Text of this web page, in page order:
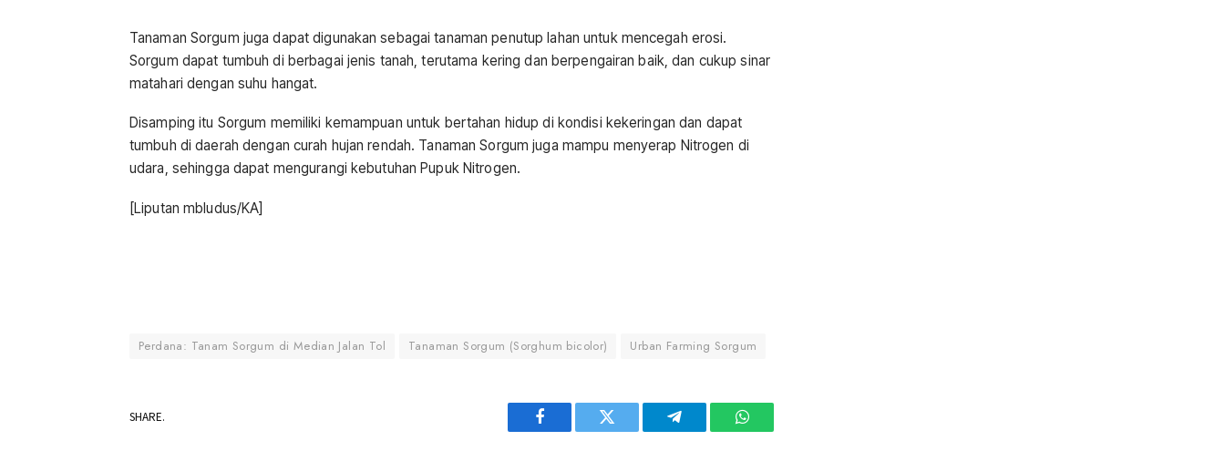
Tanaman Sorgum juga dapat digunakan sebagai tanaman penutup lahan untuk mencegah erosi.
Sorgum dapat tumbuh di berbagai jenis tanah, terutama kering dan berpengairan baik, dan cukup sinar
matahari dengan suhu hangat.
Disamping itu Sorgum memiliki kemampuan untuk bertahan hidup di kondisi kekeringan dan dapat
tumbuh di daerah dengan curah hujan rendah. Tanaman Sorgum juga mampu menyerap Nitrogen di
udara, sehingga dapat mengurangi kebutuhan Pupuk Nitrogen.
[Liputan mbludus/KA]
Perdana: Tanam Sorgum di Median Jalan Tol Tanaman Sorgum (Sorghum bicolor) Urban Farming Sorgum
SHARE.
Facebook Twitter Telegram WhatsApp